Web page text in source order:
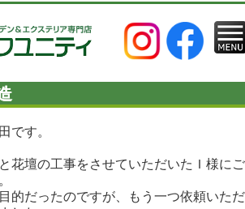
です。
花壇の工事をさせていただいたＩ様にご
的だったのですが、もう一つ依頼いただ